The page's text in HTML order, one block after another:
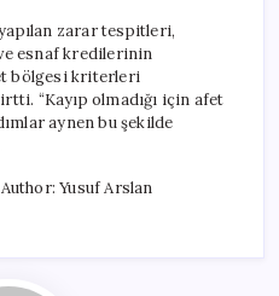
zarar tespitleri,
esnaf kredilerinin
bölgesi kriterleri
“Kayıp olmadığı için afet
aynen bu şekilde
Yusuf Arslan